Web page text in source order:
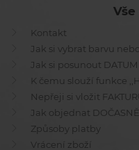
Kontakt
Jak si vybrat barvu
Jak si posunout
K čemu slouží funkce
Nepřeji si vložit
Jak objednat
Způsoby platby
Vrácení zboží